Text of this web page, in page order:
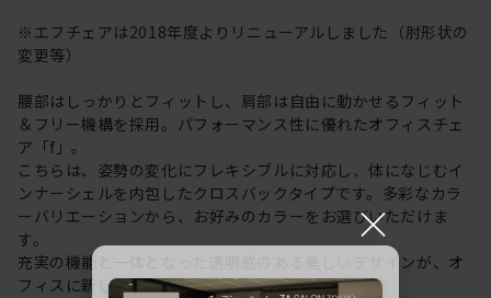
※エフチェアは2018年度よりリニューアルしました（肘形状の
変更等）
腰部はしっかりとフィットし、肩部は自由に動かせるフィット
＆フリー機構を採用。パフォーマンス性に優れたオフィスチェ
ア「f」。
こちらは、姿勢の変化にフレキシブルに対応し、体になじむイ
ンナーシェルを内包したクロスバックタイプです。多彩なカラ
ーバリエーションから、お好みのカラーをお選びいただけま
す。
充実の機能と一体となった透明感のある美しいデザインが、オ
フィスに新しい風を運びます。
×